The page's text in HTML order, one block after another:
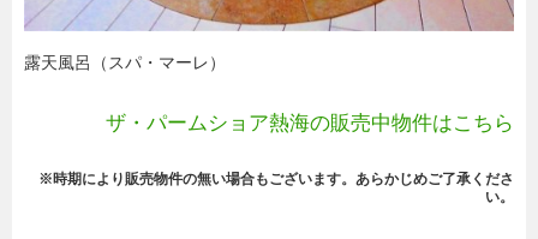
露天風呂（スパ・マーレ）
ザ・パームショア熱海の販売中物件はこちら
※時期により販売物件の無い場合もございます。あらかじめご了承くださ
い。